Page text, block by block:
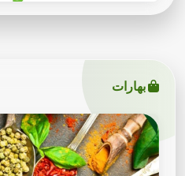
بهارات